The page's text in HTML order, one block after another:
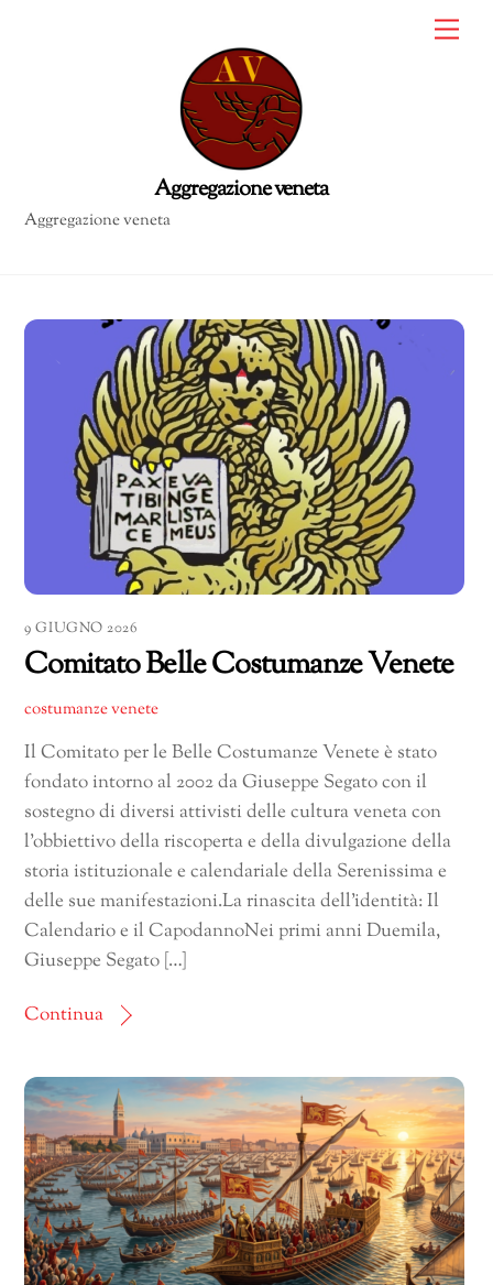
Aggregazione veneta
9 GIUGNO 2026
Comitato Belle Costumanze Venete
costumanze venete
Il Comitato per le Belle Costumanze Venete è stato
fondato intorno al 2002 da Giuseppe Segato con il
sostegno di diversi attivisti delle cultura veneta con
l’obbiettivo della riscoperta e della divulgazione della
storia istituzionale e calendariale della Serenissima e
delle sue manifestazioni.La rinascita dell’identità: Il
Calendario e il CapodannoNei primi anni Duemila,
Giuseppe Segato […]
Continua